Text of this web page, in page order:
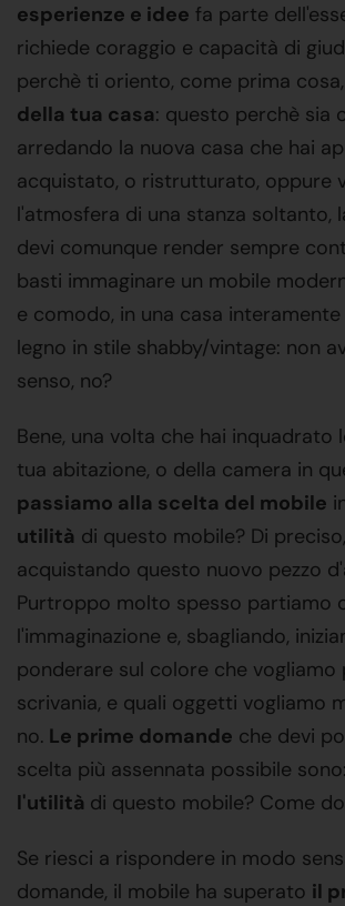
esperienze e idee fa parte
richiede coraggio e capacità di
perchè ti oriento, come prima
della tua casa: questo perchè sia
arredando la nuova casa che hai
acquistato, o ristrutturato, oppure
l'atmosfera di una stanza soltanto,
devi comunque render sempre
basti immaginare un mobile
e comodo, in una casa
legno in stile shabby/vintage: non
senso, no?
Bene, una volta che hai inquadrato
tua abitazione, o della camera in
passiamo alla scelta del mobile
utilità di questo mobile? Di preciso,
acquistando questo nuovo pezzo
Purtroppo molto spesso partiamo
l'immaginazione e, sbagliando,
ponderare sul colore che vogliamo
scrivania, e quali oggetti vogliamo
no. Le prime domande che devi
scelta più assennata possibile sono:
l'utilità di questo mobile? Come
Se riesci a rispondere in modo
domande, il mobile ha superato il